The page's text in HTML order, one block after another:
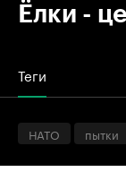
Ёлки -
Теги
НАТО пытки